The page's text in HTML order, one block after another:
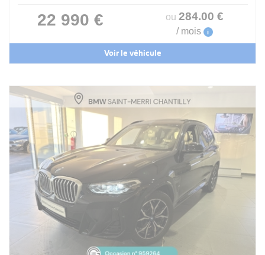
22 990 € ou 284.00 €
/ mois i
Voir le véhicule